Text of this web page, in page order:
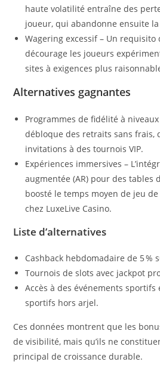
haute volatilité entraîne des
joueur, qui abandonne ensuite
Wagering excessif – Un requisito
décourage les joueurs
sites à exigences plus
Alternatives gagnantes
Programmes de fidélité à
débloque des retraits sans frais,
invitations à des tournois VIP.
Expériences immersives –
augmentée (AR) pour des tables
boosté le temps moyen de jeu
chez LuxeLive Casino.
Liste d’alternatives
Cashback hebdomadaire de 5 %
Tournois de slots avec jackpot
Accès à des événements
sportifs hors arjel.
Ces données montrent que les
de visibilité, mais qu’ils ne
principal de croissance durable.